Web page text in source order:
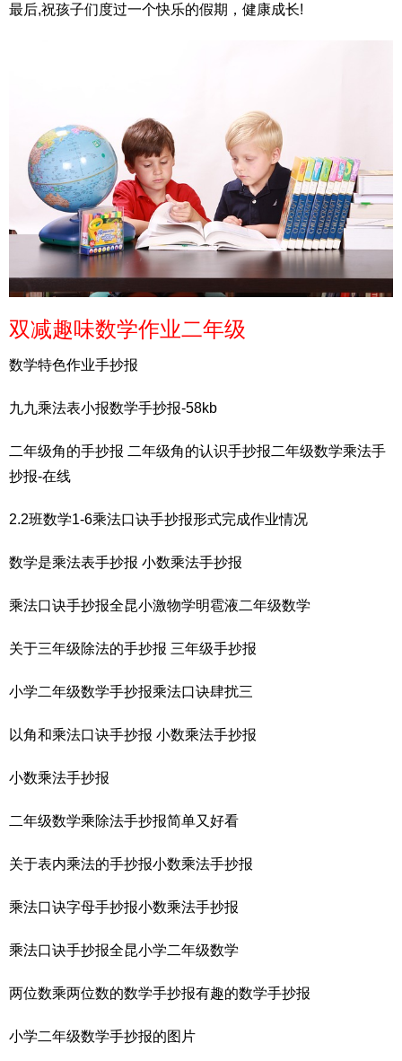
最后,祝孩子们度过一个快乐的假期，健康成长!
双减趣味数学作业二年级
数学特色作业手抄报
九九乘法表小报数学手抄报-58kb
二年级角的手抄报 二年级角的认识手抄报二年级数学乘法手
抄报-在线
2.2班数学1-6乘法口诀手抄报形式完成作业情况
数学是乘法表手抄报 小数乘法手抄报
乘法口诀手抄报全昆小激物学明雹液二年级数学
关于三年级除法的手抄报 三年级手抄报
小学二年级数学手抄报乘法口诀肆扰三
以角和乘法口诀手抄报 小数乘法手抄报
小数乘法手抄报
二年级数学乘除法手抄报简单又好看
关于表内乘法的手抄报小数乘法手抄报
乘法口诀字母手抄报小数乘法手抄报
乘法口诀手抄报全昆小学二年级数学
两位数乘两位数的数学手抄报有趣的数学手抄报
小学二年级数学手抄报的图片